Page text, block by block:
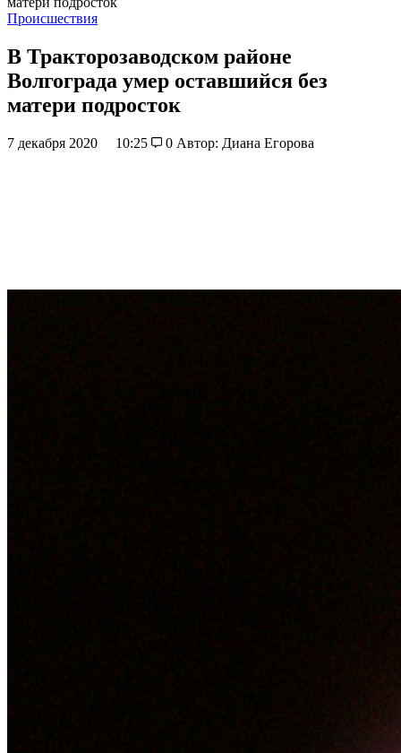
Происшествия
В Тракторозаводском районе
Волгограда умер оставшийся без
матери подросток
7 декабря 2020 10:25 0 Автор: Диана Егорова